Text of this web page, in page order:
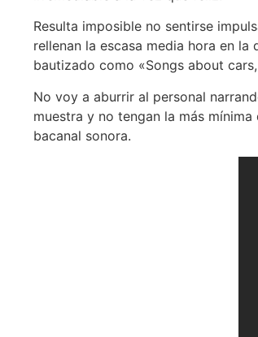
Resulta imposible no sentirse
rellenan la escasa media hora en
bautizado como «Songs about
No voy a aburrir al personal
muestra y no tengan la más
bacanal sonora.